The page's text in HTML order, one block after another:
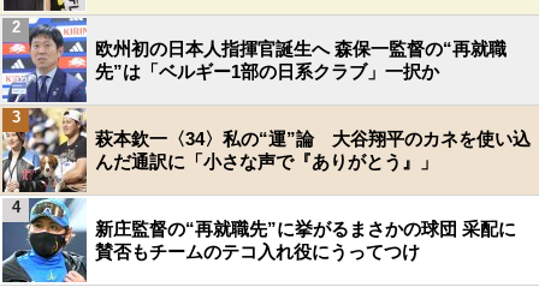
欧州初の日本人指揮官誕生へ 森保一監督の“再就職
先”は「ベルギー1部の日系クラブ」一択か
2
萩本欽一〈34〉私の“運”論 大谷翔平のカネを使い込
んだ通訳に「小さな声で『ありがとう』」
3
新庄監督の“再就職先”に挙がるまさかの球団 采配に
賛否もチームのテコ入れ役にうってつけ
4